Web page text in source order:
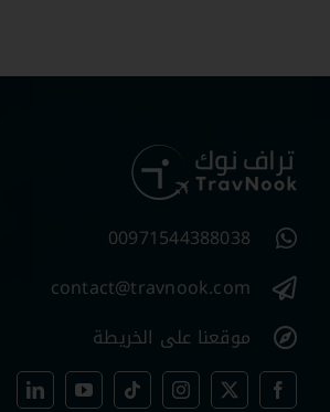
00971544388038
contact@travnook.com
موقعنا على الخريطة